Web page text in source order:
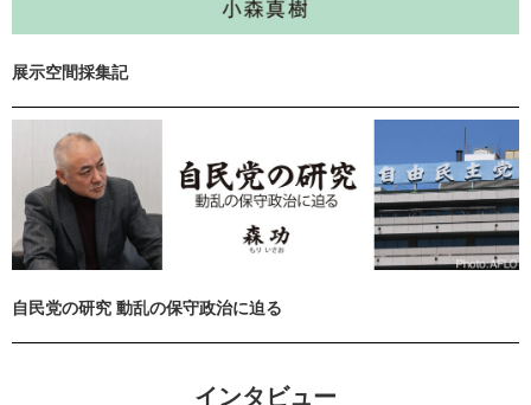
展示空間採集記
自民党の研究 動乱の保守政治に迫る
インタビュー